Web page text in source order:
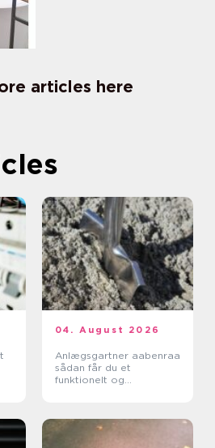
articles here
04. August 2026
Anlægsgartner aabenraa
sådan får du et
funktionelt og